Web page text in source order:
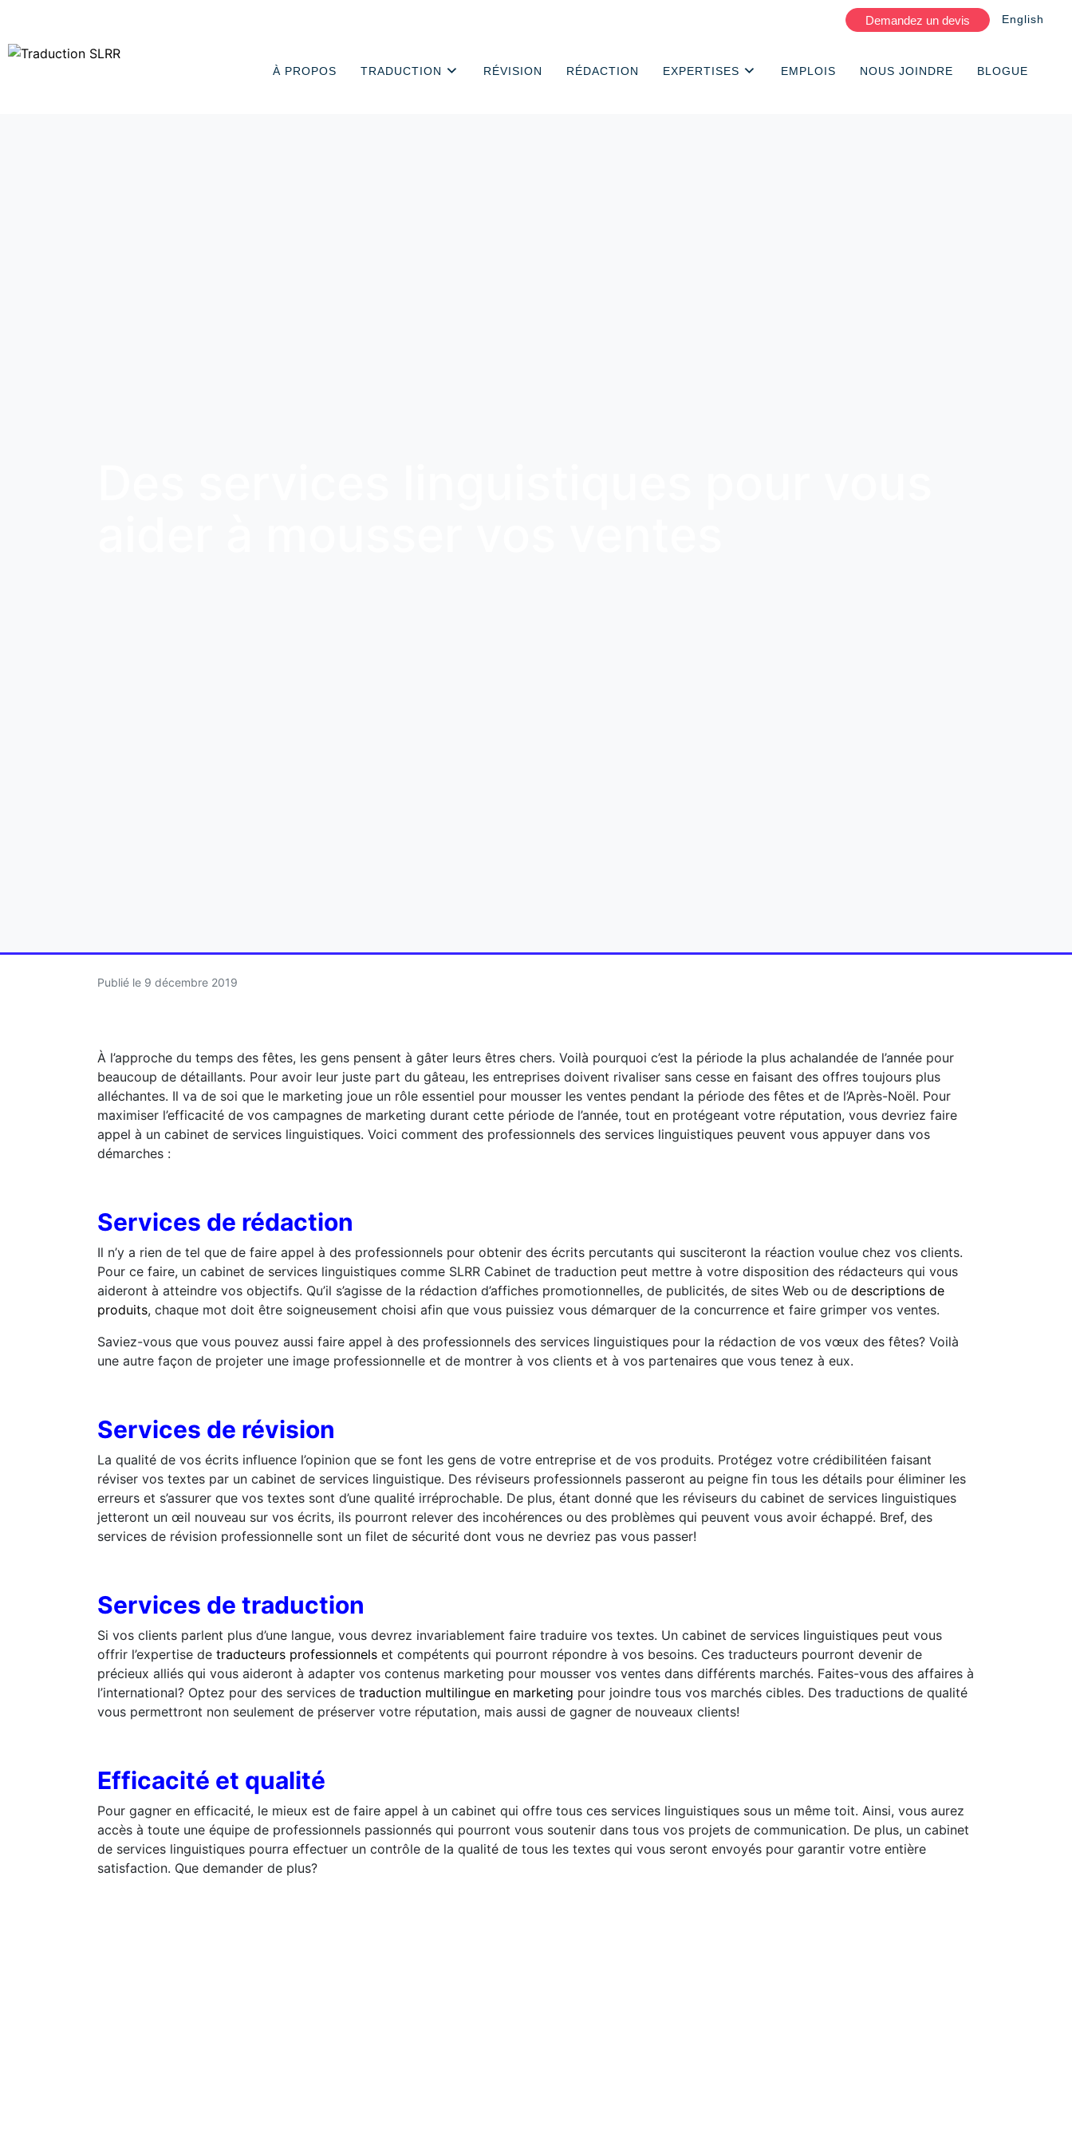
Demandez un devis English
À PROPOS TRADUCTION RÉVISION RÉDACTION EXPERTISES EMPLOIS NOUS JOINDRE BLOGUE
Publié le 9 décembre 2019
À l’approche du temps des fêtes, les gens pensent à gâter leurs êtres chers. Voilà pourquoi c’est la période la plus achalandée de l’année pour
beaucoup de détaillants. Pour avoir leur juste part du gâteau, les entreprises doivent rivaliser sans cesse en faisant des offres toujours plus
alléchantes. Il va de soi que le marketing joue un rôle essentiel pour mousser les ventes pendant la période des fêtes et de l’Après-Noël. Pour
maximiser l’efficacité de vos campagnes de marketing durant cette période de l’année, tout en protégeant votre réputation, vous devriez faire
appel à un cabinet de services linguistiques. Voici comment des professionnels des services linguistiques peuvent vous appuyer dans vos
démarches :
Services de rédaction
Il n’y a rien de tel que de faire appel à des professionnels pour obtenir des écrits percutants qui susciteront la réaction voulue chez vos clients.
Pour ce faire, un cabinet de services linguistiques comme SLRR Cabinet de traduction peut mettre à votre disposition des rédacteurs qui vous
aideront à atteindre vos objectifs. Qu’il s’agisse de la rédaction d’affiches promotionnelles, de publicités, de sites Web ou de descriptions de
produits, chaque mot doit être soigneusement choisi afin que vous puissiez vous démarquer de la concurrence et faire grimper vos ventes.
Saviez-vous que vous pouvez aussi faire appel à des professionnels des services linguistiques pour la rédaction de vos vœux des fêtes? Voilà
une autre façon de projeter une image professionnelle et de montrer à vos clients et à vos partenaires que vous tenez à eux.
Services de révision
La qualité de vos écrits influence l’opinion que se font les gens de votre entreprise et de vos produits. Protégez votre crédibilitéen faisant
réviser vos textes par un cabinet de services linguistique. Des réviseurs professionnels passeront au peigne fin tous les détails pour éliminer les
erreurs et s’assurer que vos textes sont d’une qualité irréprochable. De plus, étant donné que les réviseurs du cabinet de services linguistiques
jetteront un œil nouveau sur vos écrits, ils pourront relever des incohérences ou des problèmes qui peuvent vous avoir échappé. Bref, des
services de révision professionnelle sont un filet de sécurité dont vous ne devriez pas vous passer!
Services de traduction
Si vos clients parlent plus d’une langue, vous devrez invariablement faire traduire vos textes. Un cabinet de services linguistiques peut vous
offrir l’expertise de traducteurs professionnels et compétents qui pourront répondre à vos besoins. Ces traducteurs pourront devenir de
précieux alliés qui vous aideront à adapter vos contenus marketing pour mousser vos ventes dans différents marchés. Faites-vous des affaires à
l’international? Optez pour des services de traduction multilingue en marketing pour joindre tous vos marchés cibles. Des traductions de qualité
vous permettront non seulement de préserver votre réputation, mais aussi de gagner de nouveaux clients!
Efficacité et qualité
Pour gagner en efficacité, le mieux est de faire appel à un cabinet qui offre tous ces services linguistiques sous un même toit. Ainsi, vous aurez
accès à toute une équipe de professionnels passionnés qui pourront vous soutenir dans tous vos projets de communication. De plus, un cabinet
de services linguistiques pourra effectuer un contrôle de la qualité de tous les textes qui vous seront envoyés pour garantir votre entière
satisfaction. Que demander de plus?